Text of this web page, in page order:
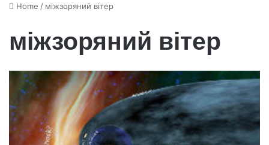
Home / міжзоряний вітер
міжзоряний вітер